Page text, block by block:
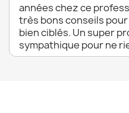
années chez ce
très bons conseils
bien ciblés. Un super
sympathique pour ne